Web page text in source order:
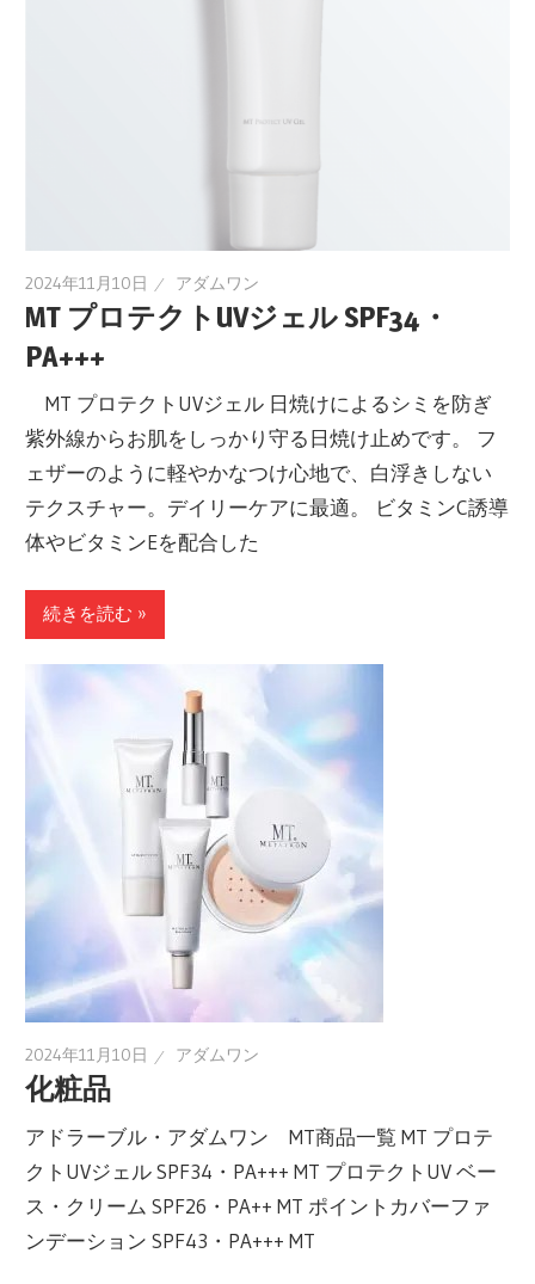
2024年11月10日 アダムワン
MT プロテクトUVジェル SPF34・
PA+++
MT プロテクトUVジェル 日焼けによるシミを防ぎ
紫外線からお肌をしっかり守る日焼け止めです。 フ
ェザーのように軽やかなつけ心地で、白浮きしない
テクスチャー。デイリーケアに最適。 ビタミンC誘導
体やビタミンEを配合した
続きを読む »
2024年11月10日 アダムワン
化粧品
アドラーブル・アダムワン MT商品一覧 MT プロテ
クトUVジェル SPF34・PA+++ MT プロテクトUV ベー
ス・クリーム SPF26・PA++ MT ポイントカバーファ
ンデーション SPF43・PA+++ MT